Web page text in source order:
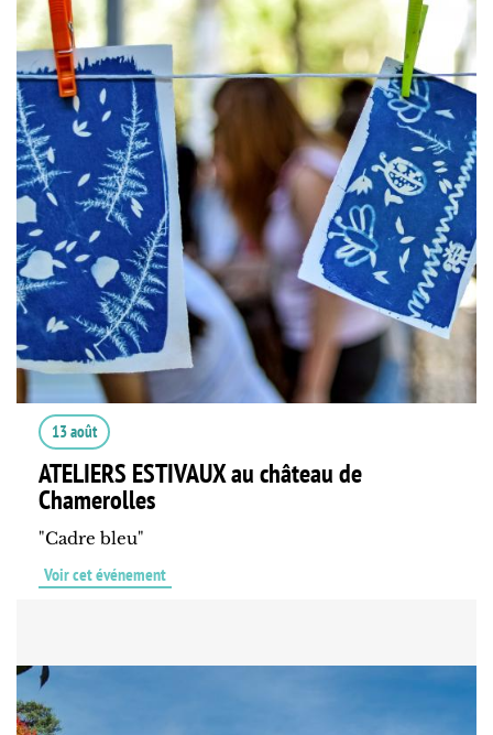
13 août
ATELIERS ESTIVAUX au château de
Chamerolles
"Cadre bleu"
Voir cet événement